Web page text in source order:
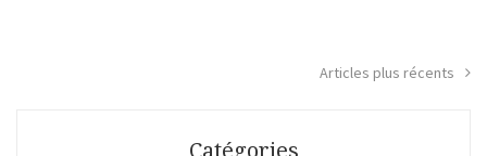
Articles plus récents
Catégories